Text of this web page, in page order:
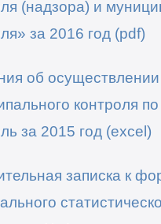
(надзора) и
за 2016 год (pdf)
об осуществлении
контроля
за 2015 год (excel)
записка к